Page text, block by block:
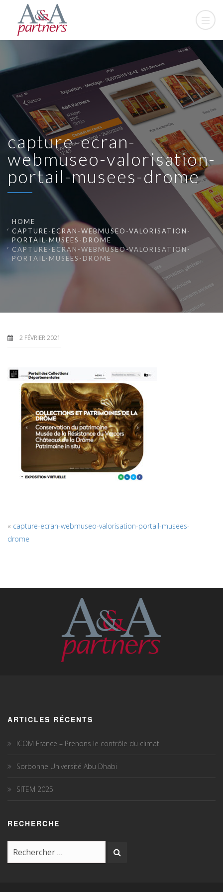
capture-ecran-
webmuseo-valorisation-
portail-musees-drome
HOME
CAPTURE-ECRAN-WEBMUSEO-VALORISATION-
PORTAIL-MUSEES-DROME
CAPTURE-ECRAN-WEBMUSEO-VALORISATION-
PORTAIL-MUSEES-DROME
2 FÉVRIER 2021
« capture-ecran-webmuseo-valorisation-portail-musees-
drome
ARTICLES RÉCENTS
ICOM France – Prenons le contrôle du climat
Sorbonne Université Abu Dhabi
SITEM 2025
RECHERCHE